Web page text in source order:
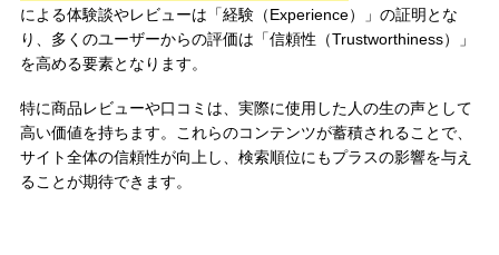
による体験談やレビューは「経験（Experience）」の証明とな
り、多くのユーザーからの評価は「信頼性（Trustworthiness）」
を高める要素となります。
特に商品レビューや口コミは、実際に使用した人の生の声として
高い価値を持ちます。これらのコンテンツが蓄積されることで、
サイト全体の信頼性が向上し、検索順位にもプラスの影響を与え
ることが期待できます。